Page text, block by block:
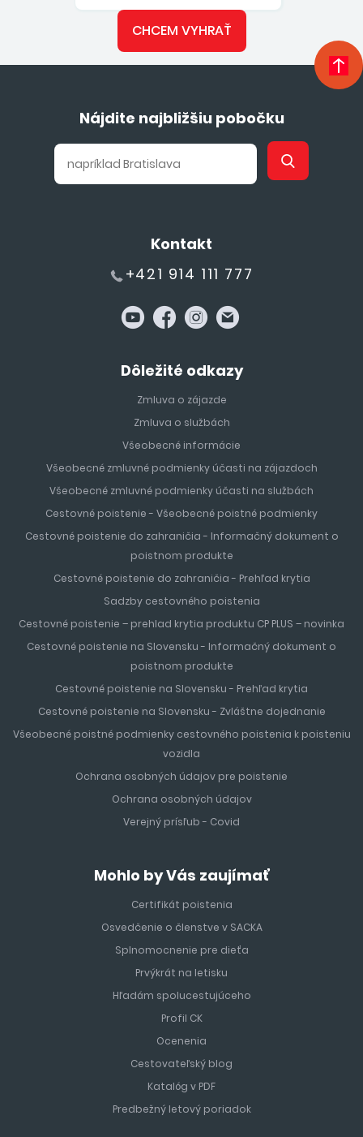
CHCEM VYHRAŤ
Nájdite najbližšiu pobočku
Kontakt
+421 914 111 777
Dôležité odkazy
Zmluva o zájazde
Zmluva o službách
Všeobecné informácie
Všeobecné zmluvné podmienky účasti na zájazdoch
Všeobecné zmluvné podmienky účasti na službách
Cestovné poistenie - Všeobecné poistné podmienky
Cestovné poistenie do zahraničia - Informačný dokument o
poistnom produkte
Cestovné poistenie do zahraničia - Prehľad krytia
Sadzby cestovného poistenia
Cestovné poistenie – prehlad krytia produktu CP PLUS – novinka
Cestovné poistenie na Slovensku - Informačný dokument o
poistnom produkte
Cestovné poistenie na Slovensku - Prehľad krytia
Cestovné poistenie na Slovensku - Zvláštne dojednanie
Všeobecné poistné podmienky cestovného poistenia k poisteniu
vozidla
Ochrana osobných údajov pre poistenie
Ochrana osobných údajov
Verejný prísľub - Covid
Mohlo by Vás zaujímať
Certifikát poistenia
Osvedčenie o členstve v SACKA
Splnomocnenie pre dieťa
Prvýkrát na letisku
Hľadám spolucestujúceho
Profil CK
Ocenenia
Cestovateľský blog
Katalóg v PDF
Predbežný letový poriadok